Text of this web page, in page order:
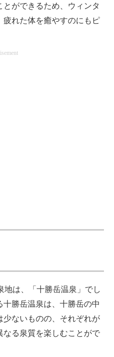
ができるため、ウィンタ
疲れた体を癒やすのにもピ
は、「十勝岳温泉」でし
勝岳温泉は、十勝岳の中
少ないものの、それぞれが
る泉質を楽しむことがで